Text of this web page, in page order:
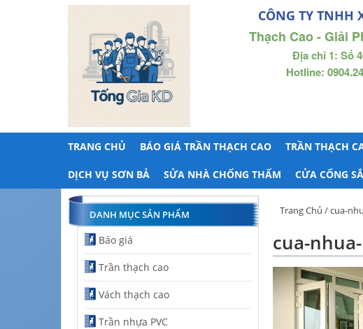
CÔNG TY TNHH
Thạch Cao - Giải
Địa chỉ 1: Số
Hotline:
TRANG CHỦ BÁO GIÁ TRẦN THẠCH CAO TRẦN THẠCH
DỊCH VỤ SƠN BẢ SỬA NHÀ CHỐNG THẤM CỬA CỔNG
Trang Chủ /cua-
cua-
DANH MỤC SẢN PHẨM
Báo giá
Trần thạch cao
Vách thạch cao
Trần nhựa PVC